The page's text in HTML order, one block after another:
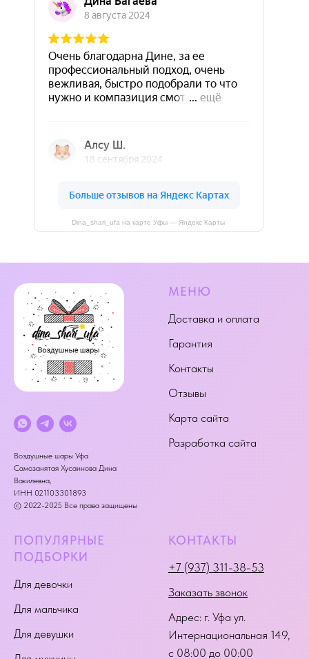
Dina_shari_ufa на карте Уфы — Яндекс Карты
Воздушные шары Уфа
Самозанятая Хусаинова Дина
Вакилевна,
ИНН 021103301893
© 2022-2025 Все права защищены
МЕНЮ
Доставка и оплата
Гарантия
Контакты
Отзывы
Карта сайта
Разработка сайта
ПОПУЛЯРНЫЕ
ПОДБОРКИ
Для девочки
Для мальчика
Для девушки
КОНТАКТЫ
+7 (937) 311-38-53
Заказать звонок
Адрес: г. Уфа ул.
Интернациональная 149,
с 08:00 до 00:00